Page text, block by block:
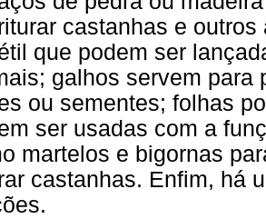
castanhas e
que podem ser
galhos servem para
ou sementes; folhas
ser usadas com a
martelos e bigornas
castanhas. Enfim, há